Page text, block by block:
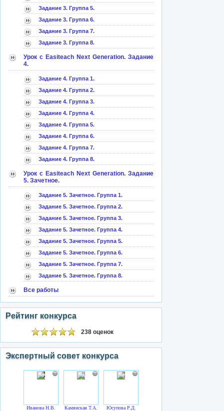
Задание 3. Группа 5.
Задание 3. Группа 6.
Задание 3. Группа 7.
Задание 3. Группа 8.
Урок с Easiteach Next Generation. Задание
4.
Задание 4. Группа 1.
Задание 4. Группа 2.
Задание 4. Группа 3.
Задание 4. Группа 4.
Задание 4. Группа 5.
Задание 4. Группа 6.
Задание 4. Группа 7.
Задание 4. Группа 8.
Урок с Easiteach Next Generation. Задание
5. Зачетное.
Задание 5. Зачетное. Группа 1.
Задание 5. Зачетное. Группа 2.
Задание 5. Зачетное. Группа 3.
Задание 5. Зачетное. Группа 4.
Задание 5. Зачетное. Группа 5.
Задание 5. Зачетное. Группа 6.
Задание 5. Зачетное. Группа 7.
Задание 5. Зачетное. Группа 8.
Все работы
Рейтинг конкурса
238 оценок
Экспертный совет конкурса
Иванова Н.В. Камянская Т.А. Юсупова Р.Д.